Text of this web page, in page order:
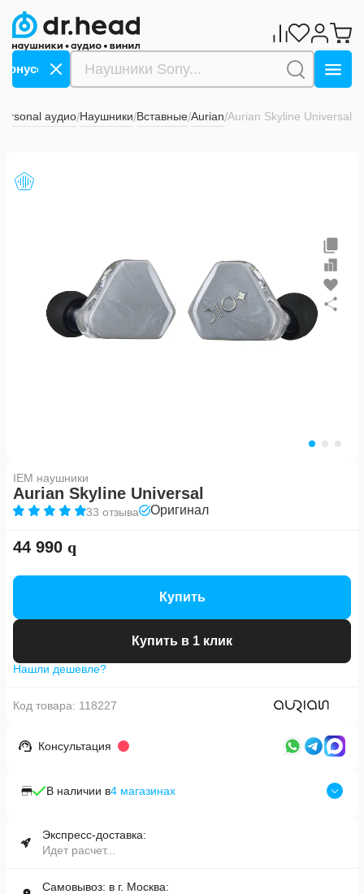
за оплату СБП ->>> Дарим 1000 бонусов за
аудио/Наушники/Вставные/Aurian/Aurian Skyline Universal
IEM наушники
Aurian Skyline Universal
33 отзыва Оригинал
44 990
Купить
Купить в 1 клик
Нашли дешевле?
Код товара: 118227
Консультация
В наличии в4 магазинах
Экспресс-доставка:
Идет расчет...
Самовывоз: в г. Москва:
33